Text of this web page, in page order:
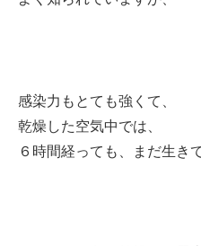
感染力もとても強くて、
乾燥した空気中では、
６時間経っても、まだ生き